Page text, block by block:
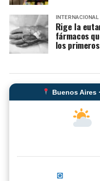
INTERNACIONAL
Rige la
fármacos
los
Buenos Aires